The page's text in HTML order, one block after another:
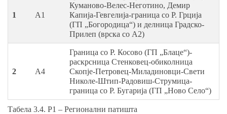
1 A1
Куманово-Велес-Неготино, Демир
Капија-Гевгелија-граница со Р. Грција
(ГП „Богородица“) и делница Градско-
Прилеп (врска со А2)
2 A4
Граница со Р. Косово (ГП „Блаце“)-
раскрсница Стенковец-обиколница
Скопје-Петровец-Миладиновци-Свети
Николе-Штип-Радовиш-Струмица-
граница со Р. Бугарија (ГП „Ново Село“)
Табела 3.4. Р1 – Регионални патишта